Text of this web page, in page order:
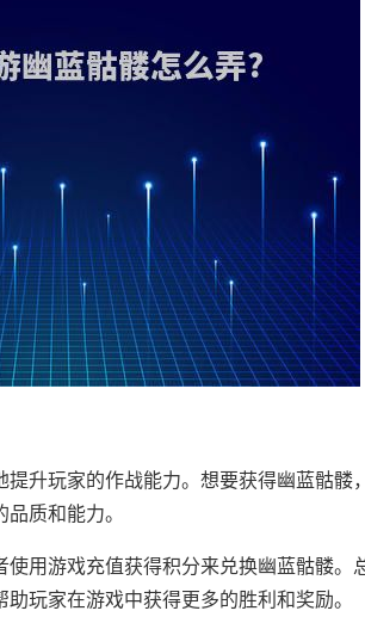
升玩家的作战能力。想要获得幽蓝骷髅
质和能力。
用游戏充值获得积分来兑换幽蓝骷髅。
玩家在游戏中获得更多的胜利和奖励。